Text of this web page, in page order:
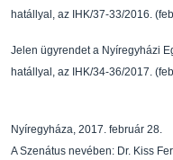
hatállyal, az IHK/37-33/2016.
Jelen ügyrendet a Nyíregyházi
hatállyal, az IHK/34-36/2017.
Nyíregyháza, 2017. február 28.
A Szenátus nevében: Dr. Kiss